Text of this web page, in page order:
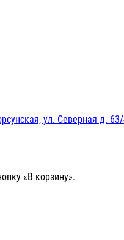
ул. Северная д.
«В корзину».